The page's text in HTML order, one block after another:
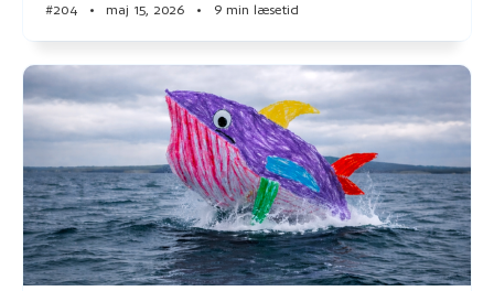
#204 • maj 15, 2026 • 9 min læsetid